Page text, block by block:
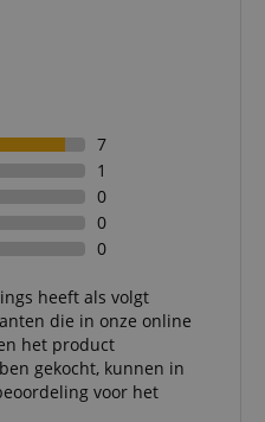
7
1
0
0
0
heeft als volgt
die in onze online
het product
gekocht, kunnen in
voor het